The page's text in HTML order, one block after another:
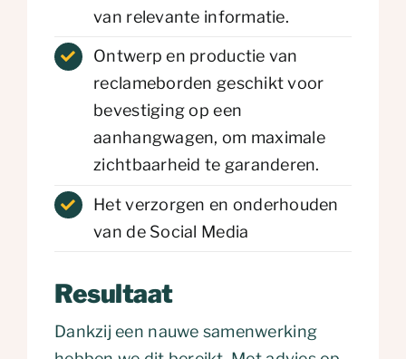
van relevante informatie.
Ontwerp en productie van
reclameborden geschikt voor
bevestiging op een
aanhangwagen, om maximale
zichtbaarheid te garanderen.
Het verzorgen en onderhouden
van de Social Media
Resultaat
Dankzij een nauwe samenwerking